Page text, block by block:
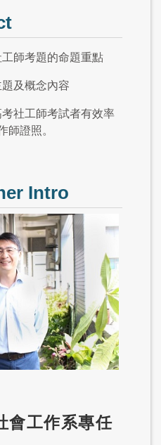
師考題的命題重點
及概念內容
社工師考試者有效率
師證照。
Intro
會工作系專任